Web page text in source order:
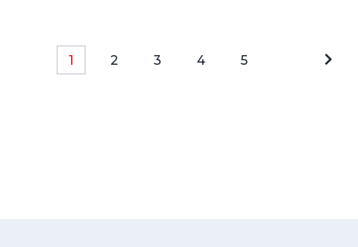
1 2 3 4 5